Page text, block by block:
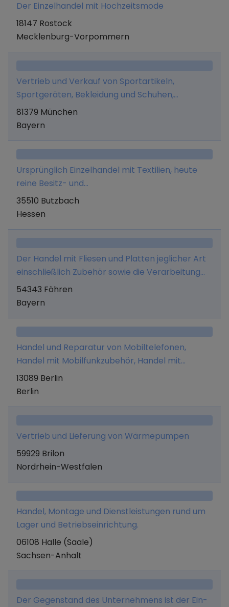
Der Einzelhandel mit Hochzeitsmode
18147 Rostock
Mecklenburg-Vorpommern
Vertrieb und Verkauf von Sportartikeln,
Sportgeräten, Bekleidung und Schuhen,
insbesondere solchen zur Ausübung des
Golfsports, in einem oder mehreren
dem ebenfalls vom Unternehmen betriebenen
Online-Shop (www.mygolfoutlet.de).
81379 München
Bayern
Ursprünglich Einzelhandel mit Textilien, heute
reine Besitz- und
Vermögensverwaltungsgesellschaft.
35510 Butzbach
Hessen
Der Handel mit Fliesen und Platten jeglicher Art
einschließlich Zubehör sowie die Verarbeitung
dieser Produkte, - der Handel mit Sanitär-, Bad-,
Heizungs-, Klima- und Lüftungsartikeln jeglicher
Verarbeitung dieser Produkte, - der Handel mit
Bad-, Wohn- und Tischaccessoires jeglicher Art,
- der Vertrieb, der Handel und die Entwicklung
von EDV-Soft- und Hardware sowie die
Organisationsberatung, - das Speditions-,
Lager- und Frachtführergeschäft im nationalen
und internationalen Bereich sowie die
Bereichen Logistik,
technischem Einkauf, - die exklusive
Repräsentation und Vertretung von Fliesen- und
Sanitärartikelherstellern.
54343 Föhren
Bayern
Handel und Reparatur von Mobiltelefonen,
Handel mit Mobilfunkzubehör, Handel mit
Elektrokleingeräten.
13089 Berlin
Berlin
Vertrieb und Lieferung von Wärmepumpen
59929 Brilon
Nordrhein-Westfalen
Handel, Montage und Dienstleistungen rund um
Lager und Betriebseinrichtung.
06108 Halle (Saale)
Sachsen-Anhalt
Der Gegenstand des Unternehmens ist der Ein-